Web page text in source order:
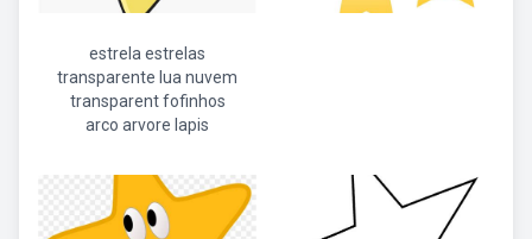
estrela estrelas
transparente lua nuvem
transparent fofinhos
arco arvore lapis